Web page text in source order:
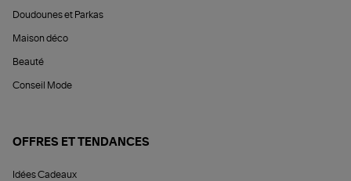
Doudounes et Parkas
Maison déco
Beauté
Conseil Mode
OFFRES ET TENDANCES
Idées Cadeaux